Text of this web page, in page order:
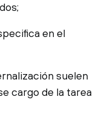
en el
suelen
cargo de la tarea